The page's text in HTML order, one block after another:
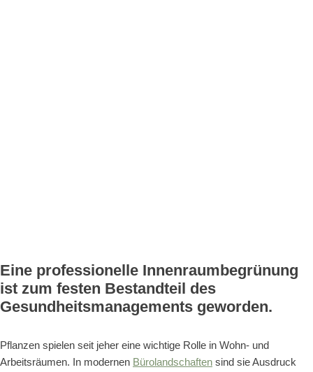
Eine professionelle Innenraumbegrünung
ist zum festen Bestandteil des
Gesundheitsmanagements geworden.
Pflanzen spielen seit jeher eine wichtige Rolle in Wohn- und
Arbeitsräumen. In modernen Bürolandschaften sind sie Ausdruck